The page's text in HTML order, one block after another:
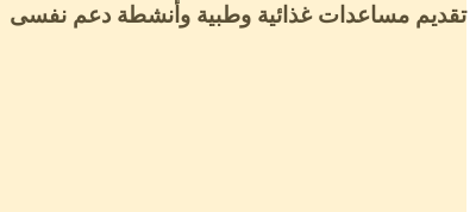
تقديم مساعدات غذائية وطبية وأنشطة دعم نفسى